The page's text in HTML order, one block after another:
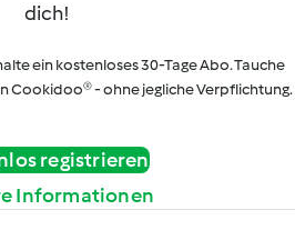
dich!
ein kostenloses 30-Tage Abo. Tauche
Cookidoo® - ohne jegliche Verpflichtung.
registrieren
Informationen